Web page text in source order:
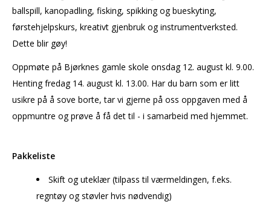
ballspill, kanopadling, fisking, spikking og bueskyting,
førstehjelpskurs, kreativt gjenbruk og instrumentverksted.
Dette blir gøy!
Oppmøte på Bjørknes gamle skole onsdag 12. august kl. 9.00.
Henting fredag 14. august kl. 13.00. Har du barn som er litt
usikre på å sove borte, tar vi gjerne på oss oppgaven med å
oppmuntre og prøve å få det til - i samarbeid med hjemmet.
Pakkeliste
Skift og uteklær (tilpass til værmeldingen, f.eks.
regntøy og støvler hvis nødvendig)